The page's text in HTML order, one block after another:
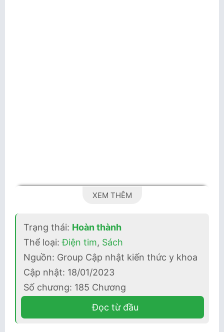
XEM THÊM
Trạng thái: Hoàn thành
Thể loại:Điện tim, Sách
Nguồn: Group Cập nhật kiến thức y khoa
Cập nhật: 18/01/2023
Số chương: 185 Chương
Đọc từ đầu